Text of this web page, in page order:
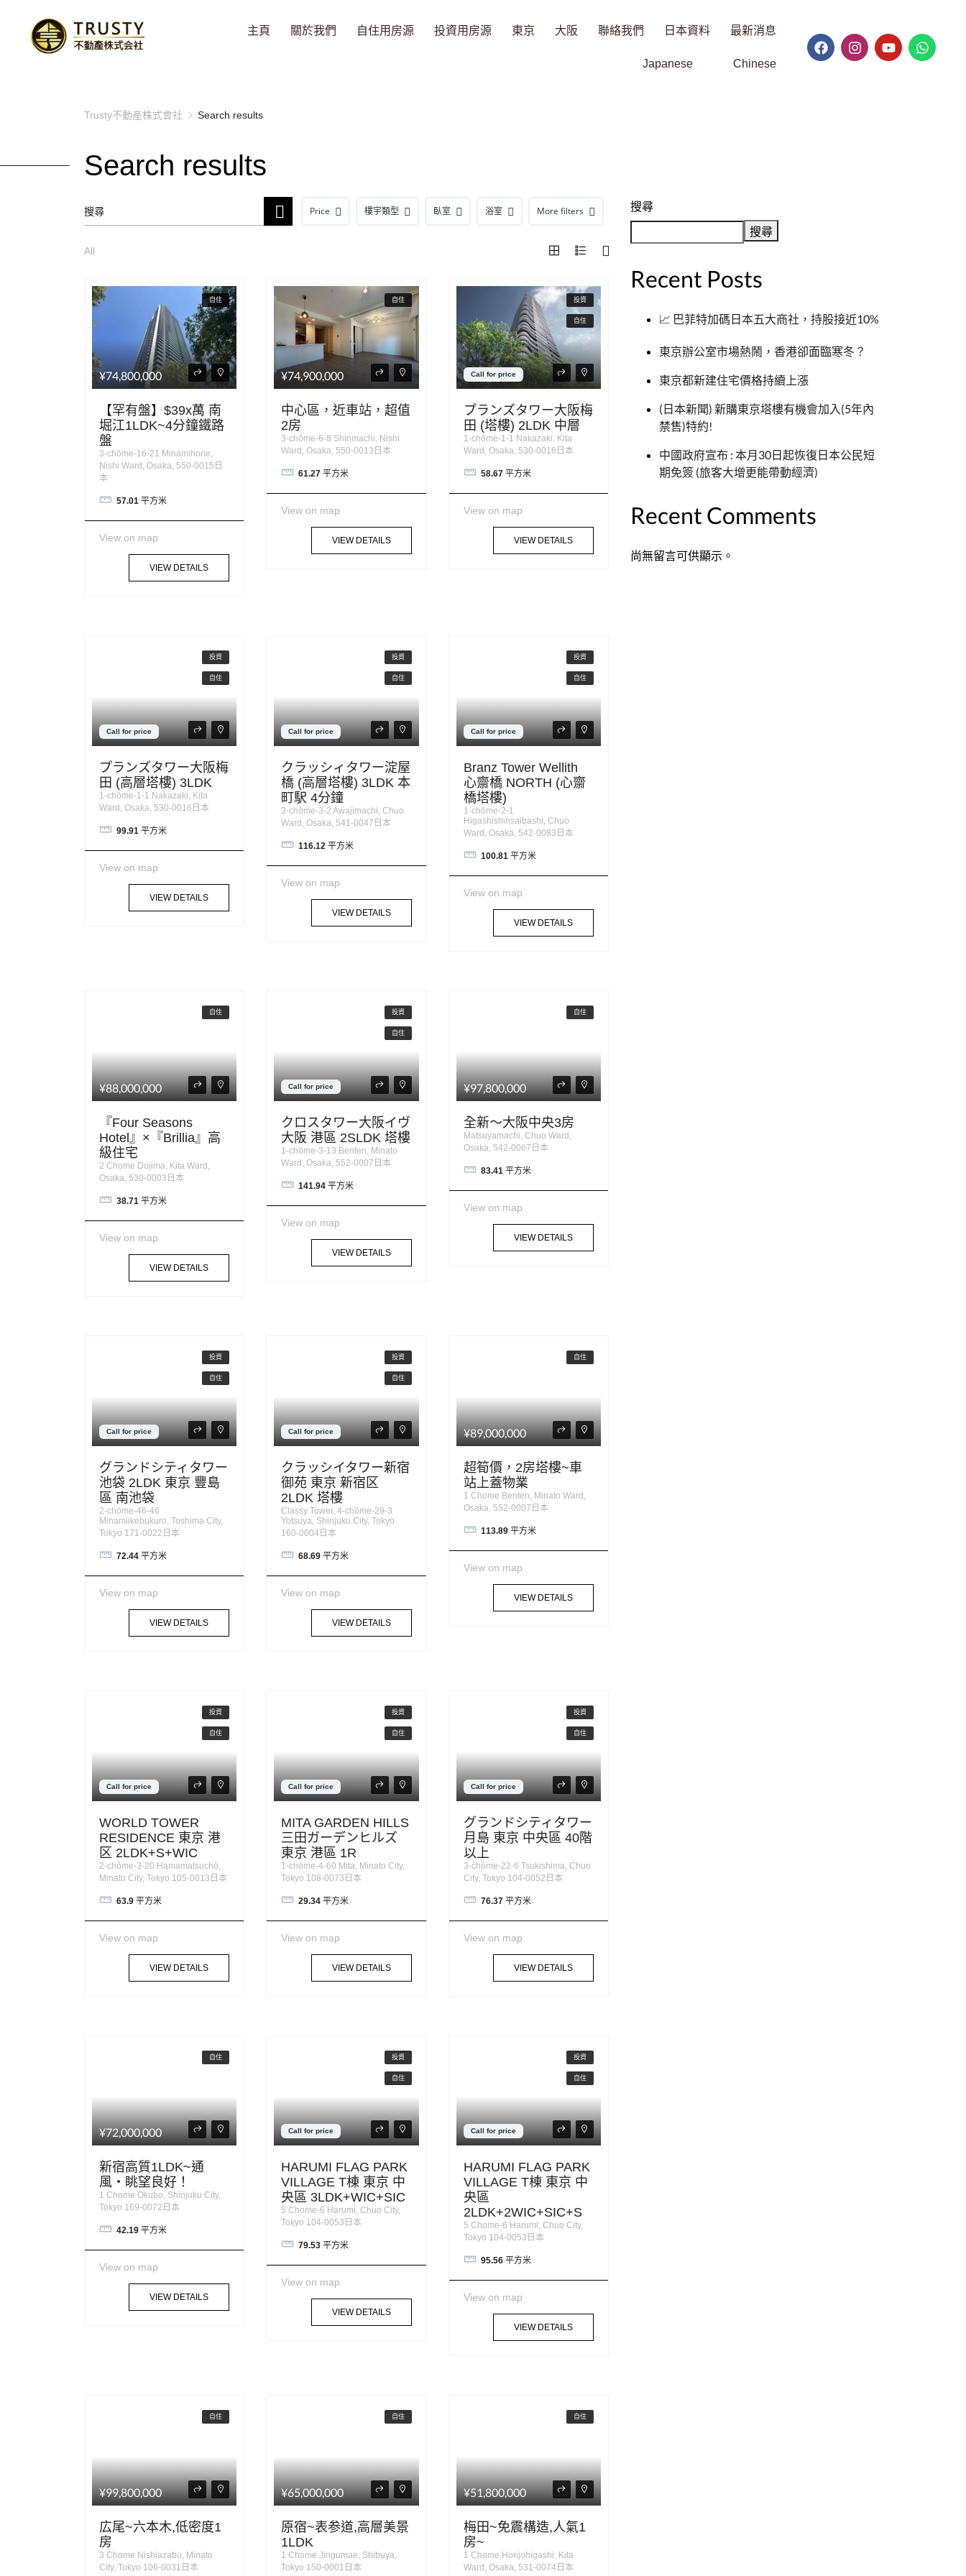
主頁 關於我們 自住用房源 投資用房源 東京 大阪 聯絡我們 日本資料 最新消息
Japanese Chinese
Trusty不動産株式會社 Search results
Search results
Price 樓宇類型 臥室 浴室 More filters
All
自住
¥74,800,000
【罕有盤】$39x萬 南
堀江1LDK~4分鐘鐵路
盤
3-chōme-16-21 Minamihorie,
Nishi Ward, Osaka, 550-0015日
本
57.01 平方米
View on map
VIEW DETAILS
自住
¥74,900,000
中心區，近車站，超值
2房
3-chōme-6-8 Shinmachi, Nishi
Ward, Osaka, 550-0013日本
61.27 平方米
View on map
VIEW DETAILS
投資
自住
Call for price
プランズタワー大阪梅
田 (塔樓) 2LDK 中層
1-chōme-1-1 Nakazaki, Kita
Ward, Osaka, 530-0016日本
58.67 平方米
View on map
VIEW DETAILS
投資
自住
Call for price
プランズタワー大阪梅
田 (高層塔樓) 3LDK
1-chōme-1-1 Nakazaki, Kita
Ward, Osaka, 530-0016日本
99.91 平方米
View on map
VIEW DETAILS
投資
自住
Call for price
クラッシィタワー淀屋
橋 (高層塔樓) 3LDK 本
町駅 4分鐘
3-chōme-3-2 Awajimachi, Chuo
Ward, Osaka, 541-0047日本
116.12 平方米
View on map
VIEW DETAILS
投資
自住
Call for price
Branz Tower Wellith
心齋橋 NORTH (心齋
橋塔樓)
1-chōme-2-1
Higashishinsaibashi, Chuo
Ward, Osaka, 542-0083日本
100.81 平方米
View on map
VIEW DETAILS
自住
¥88,000,000
『Four Seasons
Hotel』×『Brillia』高
級住宅
2 Chome Dojima, Kita Ward,
Osaka, 530-0003日本
38.71 平方米
View on map
VIEW DETAILS
投資
自住
Call for price
クロスタワー大阪イヴ
大阪 港區 2SLDK 塔樓
1-chōme-3-13 Benten, Minato
Ward, Osaka, 552-0007日本
141.94 平方米
View on map
VIEW DETAILS
自住
¥97,800,000
全新～大阪中央3房
Matsuyamachi, Chuo Ward,
Osaka, 542-0067日本
83.41 平方米
View on map
VIEW DETAILS
投資
自住
Call for price
グランドシティタワー
池袋 2LDK 東京 豐島
區 南池袋
2-chōme-46-46
Minamiikebukuro, Toshima City,
Tokyo 171-0022日本
72.44 平方米
View on map
VIEW DETAILS
投資
自住
Call for price
クラッシイタワー新宿
御苑 東京 新宿区
2LDK 塔樓
Classy Tower, 4-chōme-29-3
Yotsuya, Shinjuku City, Tokyo
160-0004日本
68.69 平方米
View on map
VIEW DETAILS
自住
¥89,000,000
超筍價，2房塔樓~車
站上蓋物業
1 Chome Benten, Minato Ward,
Osaka, 552-0007日本
113.89 平方米
View on map
VIEW DETAILS
投資
自住
Call for price
WORLD TOWER
RESIDENCE 東京 港
区 2LDK+S+WIC
2-chōme-3-20 Hamamatsuchō,
Minato City, Tokyo 105-0013日本
63.9 平方米
View on map
VIEW DETAILS
投資
自住
Call for price
MITA GARDEN HILLS
三田ガーデンヒルズ
東京 港區 1R
1-chōme-4-60 Mita, Minato City,
Tokyo 108-0073日本
29.34 平方米
View on map
VIEW DETAILS
投資
自住
Call for price
グランドシティタワー
月島 東京 中央區 40階
以上
3-chōme-22-6 Tsukishima, Chuo
City, Tokyo 104-0052日本
76.37 平方米
View on map
VIEW DETAILS
自住
¥72,000,000
新宿高質1LDK~通
風・眺望良好！
1 Chome Okubo, Shinjuku City,
Tokyo 169-0072日本
42.19 平方米
View on map
VIEW DETAILS
投資
自住
Call for price
HARUMI FLAG PARK
VILLAGE T棟 東京 中
央區 3LDK+WIC+SIC
5 Chome-6 Harumi, Chuo City,
Tokyo 104-0053日本
79.53 平方米
View on map
VIEW DETAILS
投資
自住
Call for price
HARUMI FLAG PARK
VILLAGE T棟 東京 中
央區
2LDK+2WIC+SIC+S
5 Chome-6 Harumi, Chuo City,
Tokyo 104-0053日本
95.56 平方米
View on map
VIEW DETAILS
自住
¥99,800,000
広尾~六本木,低密度1
房
3 Chome Nishiazabu, Minato
City, Tokyo 106-0031日本
自住
¥65,000,000
原宿~表参道,高層美景
1LDK
1 Chome Jingumae, Shibuya,
Tokyo 150-0001日本
自住
¥51,800,000
梅田~免震構造,人氣1
房~
1 Chome Honjohigashi, Kita
Ward, Osaka, 531-0074日本
搜尋
搜尋
Recent Posts
📈 巴菲特加碼日本五大商社，持股接近10%
東京辦公室市場熱鬧，香港卻面臨寒冬？
東京都新建住宅價格持續上漲
(日本新聞) 新購東京塔樓有機會加入(5年內
禁售)特約!
中國政府宣布 : 本月30日起恢復日本公民短
期免簽 (旅客大增更能帶動經濟)
Recent Comments
尚無留言可供顯示。